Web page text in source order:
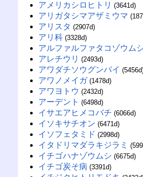
アメリカシロヒトリ (3641d)
アリガタシマアザミウマ
アリスタ (2907d)
アリ科 (3328d)
アルファルファタコゾウム
アレチウリ (2493d)
アワダチソウグンバイ
アワノメイガ (1478d)
アワヨトウ (2432d)
アーデント (6498d)
イサエアヒメコバチ (6066d)
イソキサチオン (6471d)
イソフェタミド (2998d)
イタドリマダラキジラミ
イチゴハナゾウムシ (6675d)
イチゴ炭そ病 (3391d)